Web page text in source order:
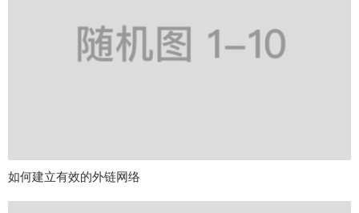
如何建立有效的外链网络